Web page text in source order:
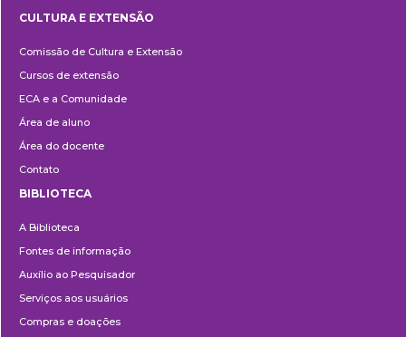
e
Extensão
CULTURA E EXTENSÃO
Comissão de Cultura e Extensão
Cursos de extensão
ECA e a Comunidade
Área de aluno
Área do docente
Contato
BIBLIOTECA
A Biblioteca
Fontes de informação
Auxílio ao Pesquisador
Serviços aos usuários
Compras e doações